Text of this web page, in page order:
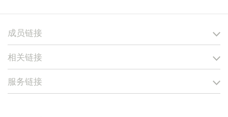
成员链接
相关链接
服务链接